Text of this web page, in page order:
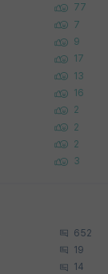
77
7
9
17
13
16
2
2
2
3
652
19
14